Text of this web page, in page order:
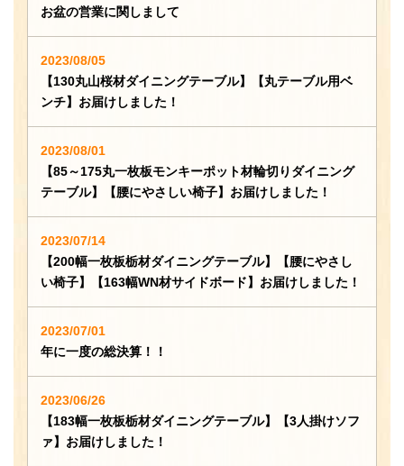
お盆の営業に関しまして
2023/08/05
【130丸山桜材ダイニングテーブル】【丸テーブル用ベ
ンチ】お届けしました！
2023/08/01
【85～175丸一枚板モンキーポット材輪切りダイニング
テーブル】【腰にやさしい椅子】お届けしました！
2023/07/14
【200幅一枚板栃材ダイニングテーブル】【腰にやさし
い椅子】【163幅WN材サイドボード】お届けしました！
2023/07/01
年に一度の総決算！！
2023/06/26
【183幅一枚板栃材ダイニングテーブル】【3人掛けソフ
ァ】お届けしました！